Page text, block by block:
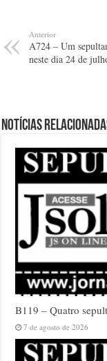
Anterior
A724 – Um
neste dia 24 de
Notícias
B119 – Quatro
7 de agosto de 2026